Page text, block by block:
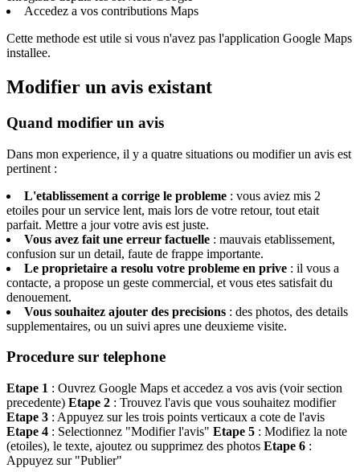
Accedez a vos contributions Maps
Cette methode est utile si vous n'avez pas l'application Google Maps
installee.
Modifier un avis existant
Quand modifier un avis
Dans mon experience, il y a quatre situations ou modifier un avis est
pertinent :
L'etablissement a corrige le probleme : vous aviez mis 2
etoiles pour un service lent, mais lors de votre retour, tout etait
parfait. Mettre a jour votre avis est juste.
Vous avez fait une erreur factuelle : mauvais etablissement,
confusion sur un detail, faute de frappe importante.
Le proprietaire a resolu votre probleme en prive : il vous a
contacte, a propose un geste commercial, et vous etes satisfait du
denouement.
Vous souhaitez ajouter des precisions : des photos, des details
supplementaires, ou un suivi apres une deuxieme visite.
Procedure sur telephone
Etape 1 : Ouvrez Google Maps et accedez a vos avis (voir section
precedente) Etape 2 : Trouvez l'avis que vous souhaitez modifier
Etape 3 : Appuyez sur les trois points verticaux a cote de l'avis
Etape 4 : Selectionnez "Modifier l'avis" Etape 5 : Modifiez la note
(etoiles), le texte, ajoutez ou supprimez des photos Etape 6 :
Appuyez sur "Publier"